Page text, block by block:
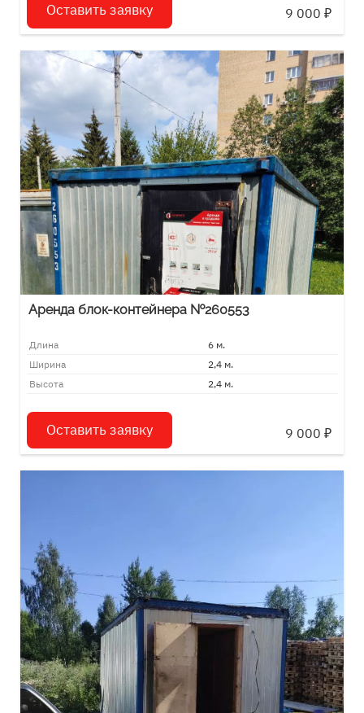
Оставить заявку 9 000 ₽
Аренда блок-контейнера №260553
Длина
6 м.
Ширина
2,4 м.
Высота
2,4 м.
Оставить заявку 9 000 ₽